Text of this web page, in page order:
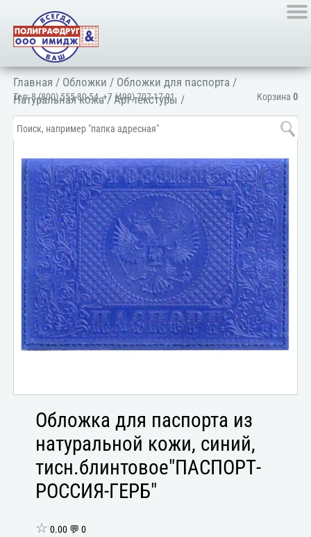
Корзина 0
Тел:8 (800) 555-80-54,+7 (499) 707-17-91
Главная / Обложки / Обложки для паспорта /
Натуральная кожа/Арт-текстуры /
Обложка для паспорта из
натуральной кожи, синий,
тисн.блинтовое"ПАСПОРТ-
РОССИЯ-ГЕРБ"
☆ 0.00 💬 0